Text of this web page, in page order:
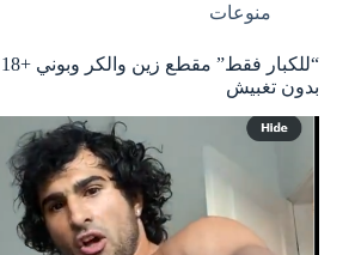
منوعات
بدون تغبيش